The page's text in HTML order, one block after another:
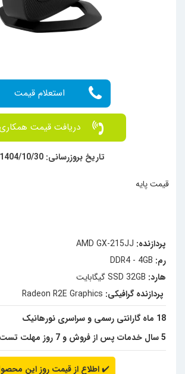
پردازنده:
رم: DDR4 - 4GB
هارد:
پردازنده گرافیکی:
18 ماه گارانتی رسمی و سراسری نورهانیک
5 سال خدمات پس از فروش و 7 روز مهلت تست
✔️اطلاع از قیمت روز این
قیمت پایه
تاریخ بروزرسانی: 1404/10/30
دریافت قیمت همکاری